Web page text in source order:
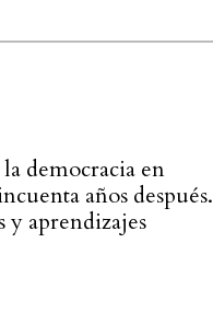
democracia en
años después.
y aprendizajes